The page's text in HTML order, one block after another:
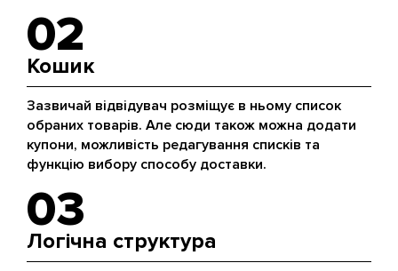
02
Кошик
Зазвичай відвідувач розміщує в ньому список
обраних товарів. Але сюди також можна додати
купони, можливість редагування списків та
функцію вибору способу доставки.
03
Логічна структура